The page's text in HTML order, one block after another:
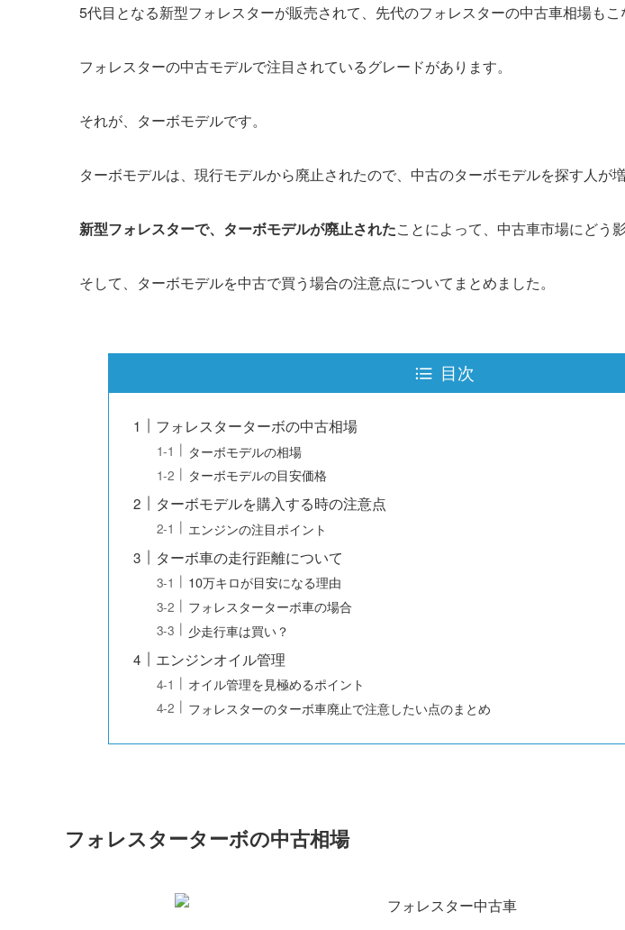
5代目となる新型フォレスターが販売されて、先代のフォレスターの中古車相場もこ
フォレスターの中古モデルで注目されているグレードがあります。
それが、ターボモデルです。
ターボモデルは、現行モデルから廃止されたので、中古のターボモデルを探す人が
新型フォレスターで、ターボモデルが廃止されたことによって、中古車市場にどう
そして、ターボモデルを中古で買う場合の注意点についてまとめました。
目次
フォレスターターボの中古相場
ターボモデルの相場
ターボモデルの目安価格
ターボモデルを購入する時の注意点
エンジンの注目ポイント
ターボ車の走行距離について
10万キロが目安になる理由
フォレスターターボ車の場合
少走行車は買い？
エンジンオイル管理
オイル管理を見極めるポイント
フォレスターのターボ車廃止で注意したい点のまとめ
フォレスターターボの中古相場